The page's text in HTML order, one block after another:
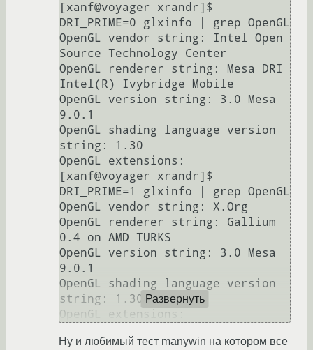
[xanf@voyager xrandr]$
DRI_PRIME=0 glxinfo | grep OpenGL
OpenGL vendor string: Intel Open
Source Technology Center
OpenGL renderer string: Mesa DRI
Intel(R) Ivybridge Mobile
OpenGL version string: 3.0 Mesa
9.0.1
OpenGL shading language version
string: 1.30
OpenGL extensions:
[xanf@voyager xrandr]$
DRI_PRIME=1 glxinfo | grep OpenGL
OpenGL vendor string: X.Org
OpenGL renderer string: Gallium
0.4 on AMD TURKS
OpenGL version string: 3.0 Mesa
9.0.1
OpenGL shading language version
string: 1.30 Развернуть
Ну и любимый тест manywin на котором все